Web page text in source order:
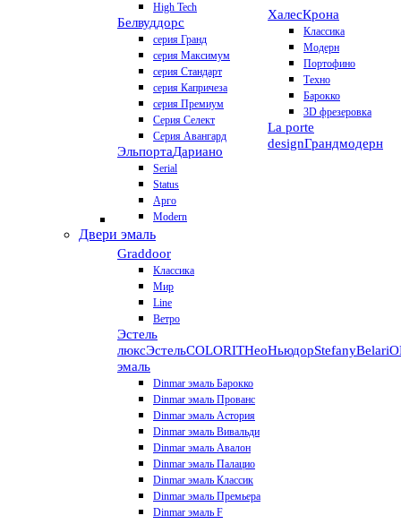
High Tech
Белвуддорс
серия Гранд
серия Максимум
серия Стандарт
серия Капричеза
серия Премиум
Серия Селект
Серия Авангард
ЭльпортаДариано
Serial
Status
Арго
Modern
ХалесКрона
Классика
Модерн
Портофино
Техно
Барокко
3D фрезеровка
La porte
designГрандмодерн
Двери эмаль
Graddoor
Классика
Мир
Line
Ветро
Эстель
люксЭстельCOLORITНеоНьюдорStefanyBelari
эмаль
Dinmar эмаль Барокко
Dinmar эмаль Прованс
Dinmar эмаль Астория
Dinmar эмаль Вивальди
Dinmar эмаль Авалон
Dinmar эмаль Палацио
Dinmar эмаль Классик
Dinmar эмаль Премьера
Dinmar эмаль F